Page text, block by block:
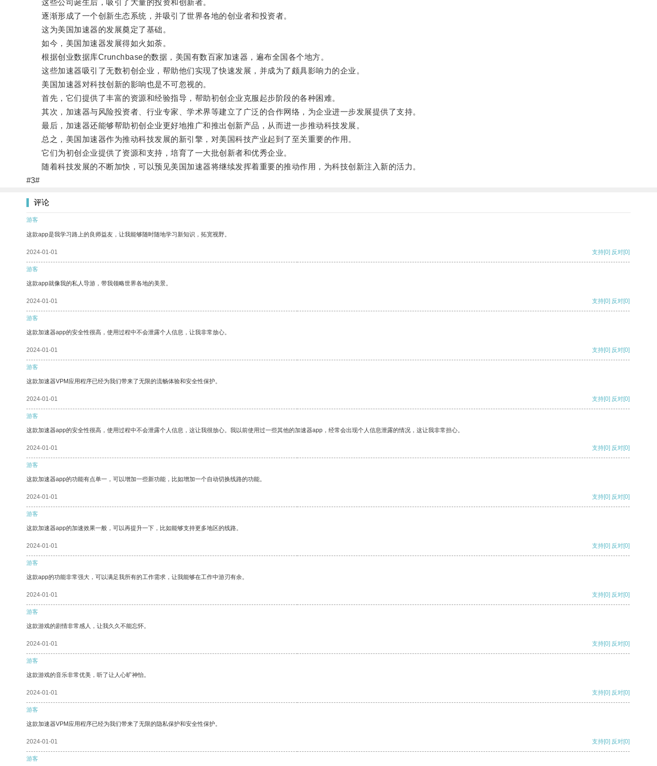
这些公司诞生后，吸引了大量的投资和创新者。
逐渐形成了一个创新生态系统，并吸引了世界各地的创业者和投资者。
这为美国加速器的发展奠定了基础。
如今，美国加速器发展得如火如荼。
根据创业数据库Crunchbase的数据，美国有数百家加速器，遍布全国各个地方。
这些加速器吸引了无数初创企业，帮助他们实现了快速发展，并成为了颇具影响力的企业。
美国加速器对科技创新的影响也是不可忽视的。
首先，它们提供了丰富的资源和经验指导，帮助初创企业克服起步阶段的各种困难。
其次，加速器与风险投资者、行业专家、学术界等建立了广泛的合作网络，为企业进一步发展提供了支持。
最后，加速器还能够帮助初创企业更好地推广和推出创新产品，从而进一步推动科技发展。
总之，美国加速器作为推动科技发展的新引擎，对美国科技产业起到了至关重要的作用。
它们为初创企业提供了资源和支持，培育了一大批创新者和优秀企业。
随着科技发展的不断加快，可以预见美国加速器将继续发挥着重要的推动作用，为科技创新注入新的活力。
#3#
评论
游客
这款app是我学习路上的良师益友，让我能够随时随地学习新知识，拓宽视野。
2024-01-01 支持[0] 反对[0]
游客
这款app就像我的私人导游，带我领略世界各地的美景。
2024-01-01 支持[0] 反对[0]
游客
这款加速器app的安全性很高，使用过程中不会泄露个人信息，让我非常放心。
2024-01-01 支持[0] 反对[0]
游客
这款加速器VPM应用程序已经为我们带来了无限的流畅体验和安全性保护。
2024-01-01 支持[0] 反对[0]
游客
这款加速器app的安全性很高，使用过程中不会泄露个人信息，这让我很放心。我以前使用过一些其他的加速器app，经常会出现个人信息泄露的情况，这让我非常担心。
2024-01-01 支持[0] 反对[0]
游客
这款加速器app的功能有点单一，可以增加一些新功能，比如增加一个自动切换线路的功能。
2024-01-01 支持[0] 反对[0]
游客
这款加速器app的加速效果一般，可以再提升一下，比如能够支持更多地区的线路。
2024-01-01 支持[0] 反对[0]
游客
这款app的功能非常强大，可以满足我所有的工作需求，让我能够在工作中游刃有余。
2024-01-01 支持[0] 反对[0]
游客
这款游戏的剧情非常感人，让我久久不能忘怀。
2024-01-01 支持[0] 反对[0]
游客
这款游戏的音乐非常优美，听了让人心旷神怡。
2024-01-01 支持[0] 反对[0]
游客
这款加速器VPM应用程序已经为我们带来了无限的隐私保护和安全性保护。
2024-01-01 支持[0] 反对[0]
游客